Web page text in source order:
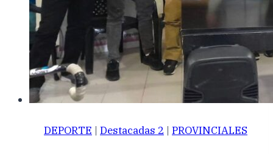
DEPORTE | Destacadas 2 | PROVINCIALES